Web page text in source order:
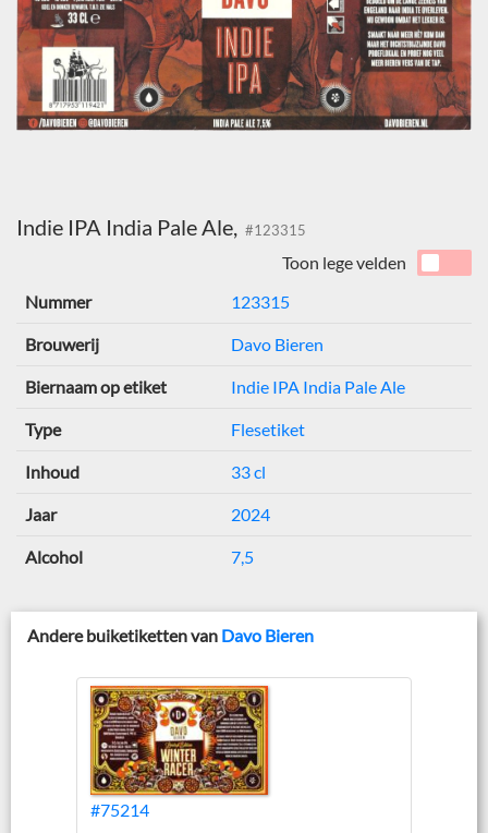
Indie IPA India Pale Ale, #123315
Toon lege velden
Nummer
123315
Brouwerij Davo Bieren
Biernaam op etiket Indie IPA India Pale Ale
Type Flesetiket
Inhoud 33 cl
Jaar 2024
Alcohol 7,5
Andere buiketiketten van Davo Bieren
#75214